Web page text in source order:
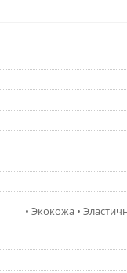
• Экокожа •